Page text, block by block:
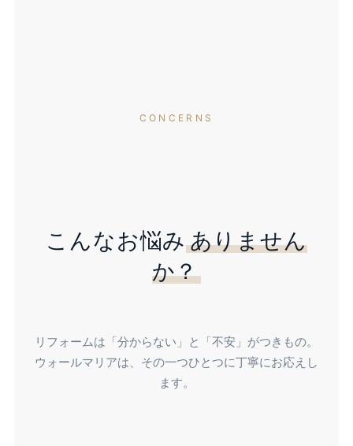
CONCERNS
こんなお悩みありません
か？
リフォームは「分からない」と「不安」がつきもの。
ウォールマリアは、その一つひとつに丁寧にお応えし
ます。